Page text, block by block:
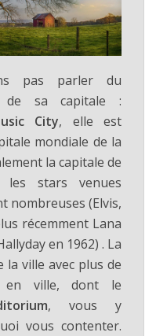
pas parler du
de sa capitale :
City, elle est
mondiale de la
la capitale de
les stars venues
nombreuses (Elvis,
récemment Lana
en 1962) . La
la ville avec plus de
en ville, dont le
, vous y
vous contenter.